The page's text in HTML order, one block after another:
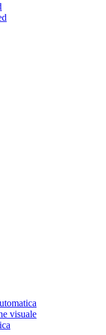
visuale